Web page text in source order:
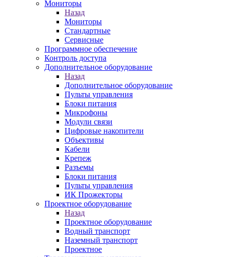
Мониторы
Назад
Мониторы
Стандартные
Сервисные
Программное обеспечение
Контроль доступа
Дополнительное оборудование
Назад
Дополнительное оборудование
Пульты управления
Блоки питания
Микрофоны
Модули связи
Цифровые накопители
Объективы
Кабели
Крепеж
Разъемы
Блоки питания
Пульты управления
ИК Прожекторы
Проектное оборудование
Назад
Проектное оборудование
Водный транспорт
Наземный транспорт
Проектное